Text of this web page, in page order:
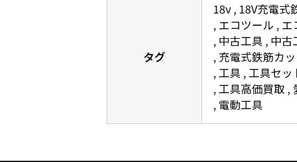
タグ
18v 18V充電式
エコツール エ
中古工具 中古
充電式鉄筋カ
工具 工具セッ
工具高価買取
電動工具